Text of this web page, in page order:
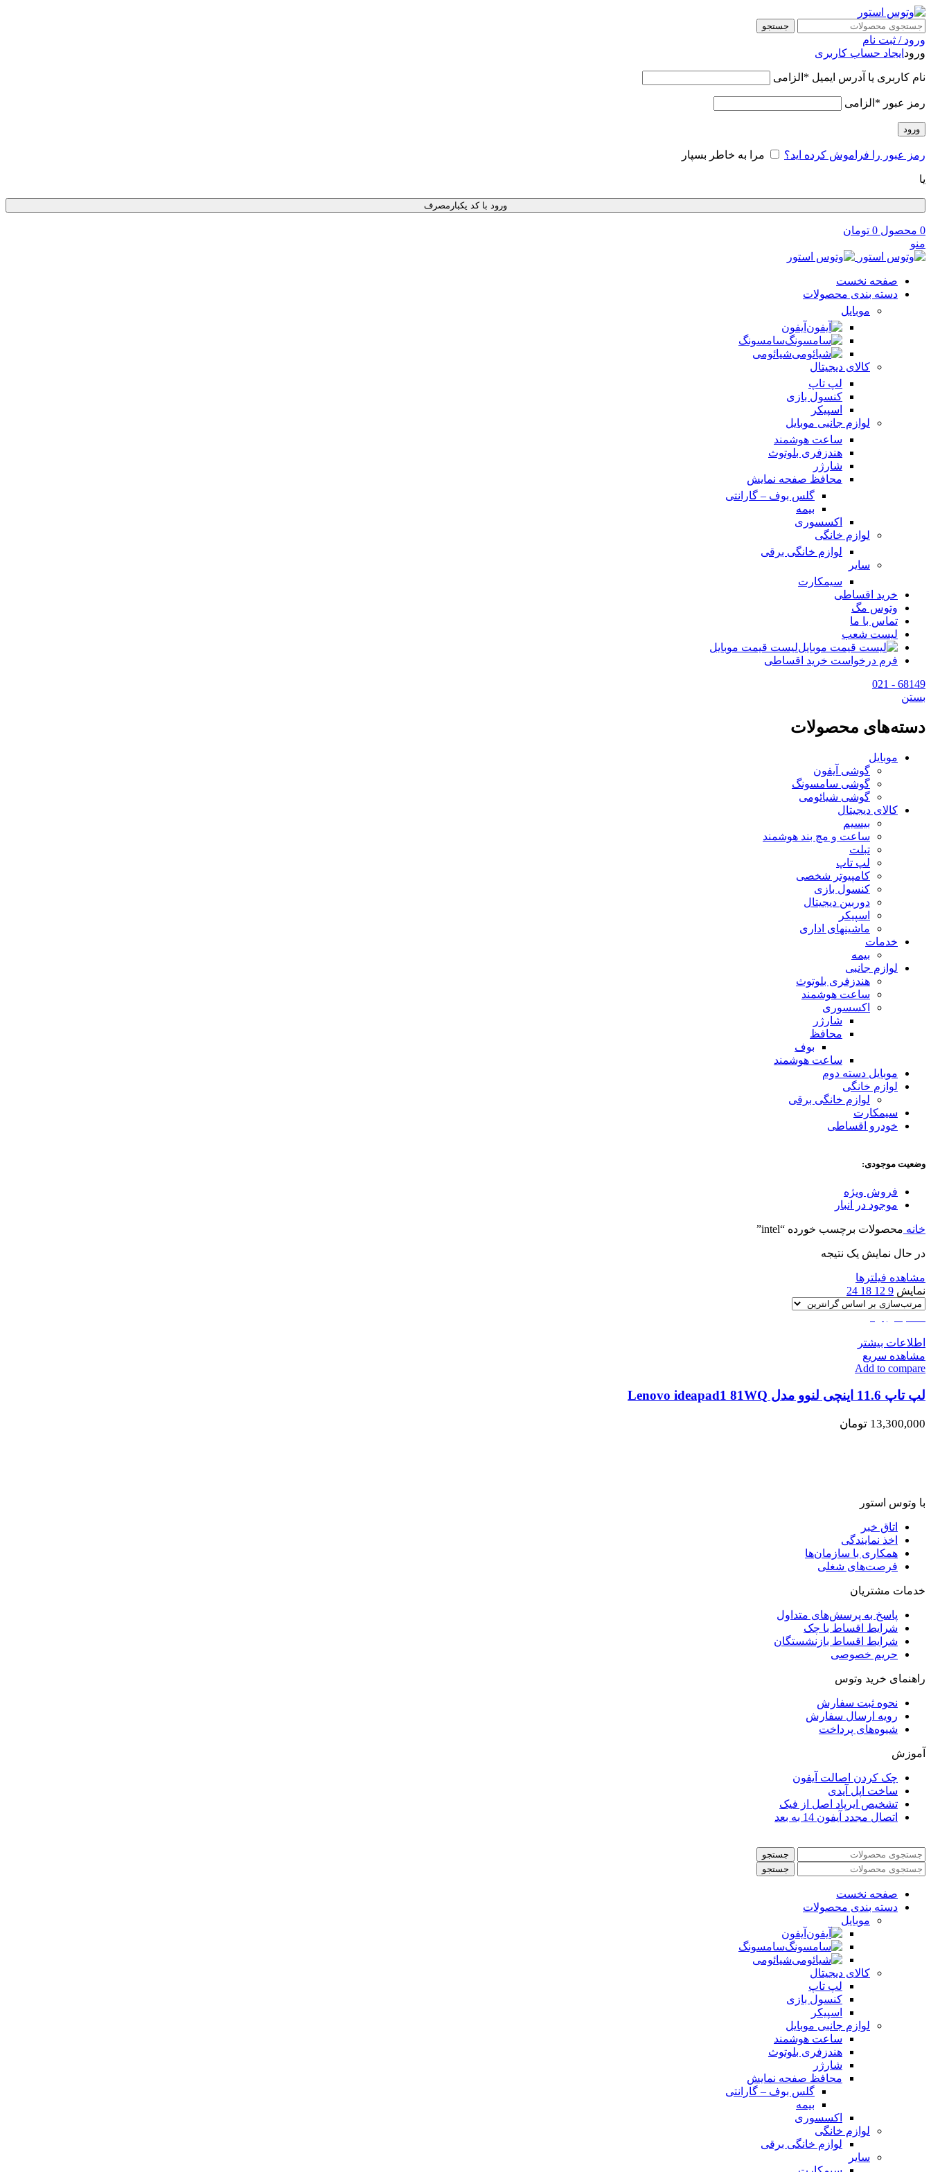
جستجو
ورود / ثبت نام
ورود ایجاد حساب کاربری
نام کاربری یا آدرس ایمیل * الزامی
رمز عبور * الزامی
ورود
رمز عبور را فراموش کرده اید؟ مرا به خاطر بسپار
یا
ورود با کد یکبارمصرف
0 محصول 0 تومان
منو
صفحه نخست
دسته بندی محصولات
موبایل
آیفون
سامسونگ
شیائومی
کالای دیجیتال
لپ تاپ
کنسول بازی
اسپیکر
لوازم جانبی موبایل
ساعت هوشمند
هندزفری بلوتوث
شارژر
محافظ صفحه نمایش
گلس بوف – گارانتی
بیمه
اکسسوری
لوازم خانگی
لوازم خانگی برقی
سایر
سیمکارت
خرید اقساطی
وتوس مگ
تماس با ما
لیست شعب
لیست قیمت موبایل
فرم درخواست خرید اقساطی
68149 - 021
بستن
دسته‌های محصولات
موبایل
گوشی آیفون
گوشی سامسونگ
گوشی شیائومی
کالای دیجیتال
بیسیم
ساعت و مچ بند هوشمند
تبلت
لپ تاپ
کامپیوتر شخصی
کنسول بازی
دوربین دیجیتال
اسپیکر
ماشینهای اداری
خدمات
بیمه
لوازم جانبی
هندزفری بلوتوث
ساعت هوشمند
اکسسوری
شارژر
محافظ
بوف
ساعت هوشمند
موبایل دسته دوم
لوازم خانگی
لوازم خانگی برقی
سیمکارت
خودرو اقساطی
وضعیت موجودی:
فروش ویژه
موجود در انبار
خانه محصولات برچسب خورده “intel”
در حال نمایش یک نتیجه
مشاهده فیلترها
نمایش 9
12
18
24
اطلاعات بیشتر
مشاهده سریع
Add to compare
لپ تاپ 11.6 اینچی لنوو مدل Lenovo ideapad1 81WQ
13,300,000 تومان
با وتوس استور
اتاق خبر
اخذ نمایندگی
همکاری با سازمان‌ها
فرصت‌های شغلی
خدمات مشتریان
پاسخ به پرسش‌های متداول
شرایط اقساط با چک
شرایط اقساط بازنشستگان
حریم خصوصی
راهنمای خرید وتوس
نحوه ثبت سفارش
رویه ارسال سفارش
شیوه‌های پرداخت
آموزش
چک کردن اصالت آیفون
ساخت اپل آیدی
تشخیص ایرپاد اصل از فیک
اتصال مجدد آیفون 14 به بعد
جستجو
جستجو
صفحه نخست
دسته بندی محصولات
موبایل
آیفون
سامسونگ
شیائومی
کالای دیجیتال
لپ تاپ
کنسول بازی
اسپیکر
لوازم جانبی موبایل
ساعت هوشمند
هندزفری بلوتوث
شارژر
محافظ صفحه نمایش
گلس بوف – گارانتی
بیمه
اکسسوری
لوازم خانگی
لوازم خانگی برقی
سایر